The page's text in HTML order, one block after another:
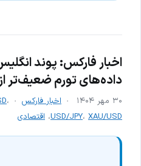
اخبار فارکس: پوند
داده‌های تورم ضعیف‌تر
۳۰ مهر ۱۴۰۴ اخبار فارکس
،
USD/JPY، XAU/USD ، اقتصادی